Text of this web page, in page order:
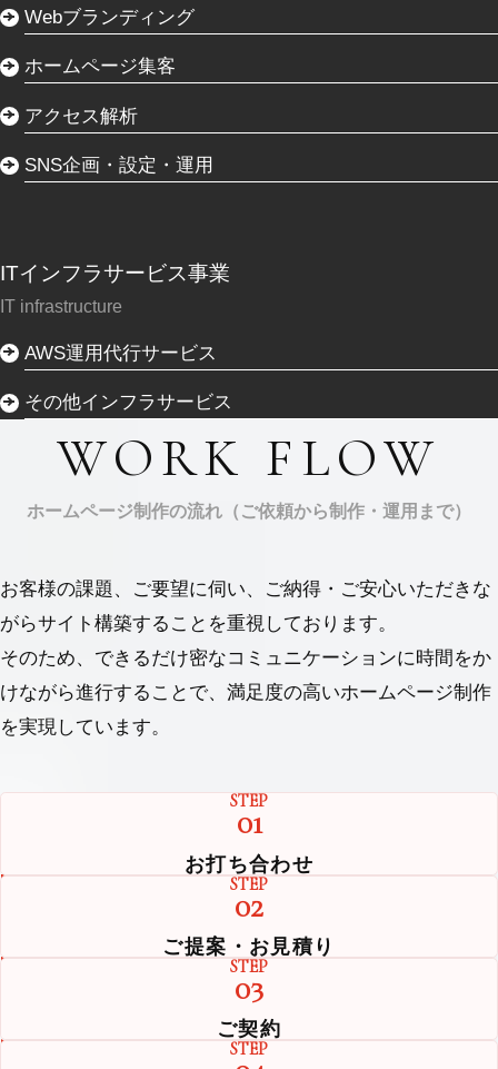
Webブランディング
ホームページ集客
アクセス解析
SNS企画・設定・運用
ITインフラサービス事業
IT infrastructure
AWS運用代行サービス
その他インフラサービス
WORK FLOW
ホームページ制作の流れ（ご依頼から制作・運用まで）
お客様の課題、ご要望に伺い、ご納得・ご安⼼いただきな
がらサイト構築することを重視しております。
そのため、できるだけ密なコミュニケーションに時間をか
けながら進⾏することで、満⾜度の⾼いホームページ制作
を実現しています。
STEP
01
お打ち合わせ
STEP
02
ご提案・お見積り
STEP
03
ご契約
STEP